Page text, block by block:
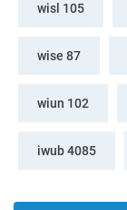
wisl 105
wise 87
wiun 102
iwub 4085